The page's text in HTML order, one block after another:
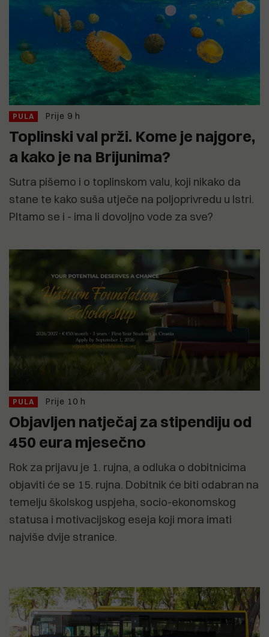
PULA Prije 9 h
Toplinski val prži. Kome je najgore,
a kako je na Brijunima?
Sutra pišemo i o toplinskom valu, koji nikako da
stane te kako suša utječe na poljoprivredu u Istri.
PItamo se i - ima li dovoljno vode za sve?
PULA Prije 10 h
Objavljen natječaj za stipendiju od
450 eura mjesečno
Rok za prijavu je 1. rujna, a odluka o dobitnicima
objaviti će se 15. rujna. Dobitnik će biti odabran na
temelju školskog uspjeha, socio-ekonomskog
statusa i motivacijskog eseja koji mora imati
najviše dvije stranice.